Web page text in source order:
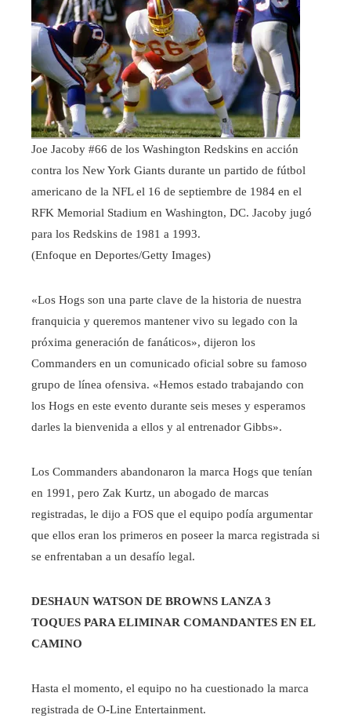
Joe Jacoby #66 de los Washington Redskins en acción
contra los New York Giants durante un partido de fútbol
americano de la NFL el 16 de septiembre de 1984 en el
RFK Memorial Stadium en Washington, DC. Jacoby jugó
para los Redskins de 1981 a 1993.
(Enfoque en Deportes/Getty Images)
«Los Hogs son una parte clave de la historia de nuestra
franquicia y queremos mantener vivo su legado con la
próxima generación de fanáticos», dijeron los
Commanders en un comunicado oficial sobre su famoso
grupo de línea ofensiva. «Hemos estado trabajando con
los Hogs en este evento durante seis meses y esperamos
darles la bienvenida a ellos y al entrenador Gibbs».
Los Commanders abandonaron la marca Hogs que tenían
en 1991, pero Zak Kurtz, un abogado de marcas
registradas, le dijo a FOS que el equipo podía argumentar
que ellos eran los primeros en poseer la marca registrada si
se enfrentaban a un desafío legal.
DESHAUN WATSON DE BROWNS LANZA 3
TOQUES PARA ELIMINAR COMANDANTES EN EL
CAMINO
Hasta el momento, el equipo no ha cuestionado la marca
registrada de O-Line Entertainment.